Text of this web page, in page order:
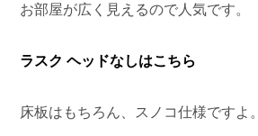
お部屋が広く見えるので人気です。
ラスク ヘッドなしはこちら
床板はもちろん、スノコ仕様ですよ。